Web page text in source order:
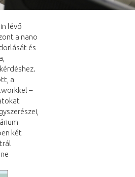
lévő
a nano
és
a
–
két